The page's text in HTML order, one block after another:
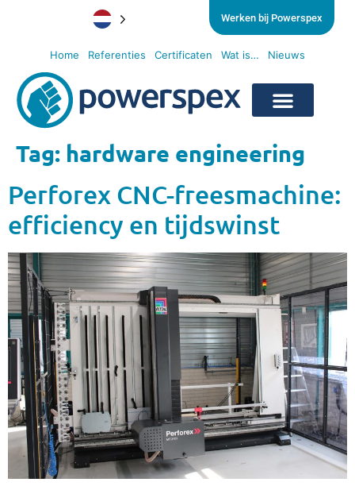
Home Referenties Certificaten Wat is… Nieuws
Werken bij Powerspex
Tag: hardware engineering
Perforex CNC-freesmachine:
efficiency en tijdswinst